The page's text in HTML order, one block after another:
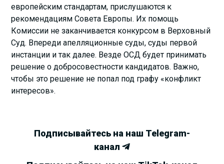
европейским стандартам, прислушаются к
рекомендациям Совета Европы. Их помощь
Комиссии не заканчивается конкурсом в Верховный
Суд. Впереди апелляционные суды, суды первой
инстанции и так далее. Везде ОСД будет принимать
решение о добросовестности кандидатов. Важно,
чтобы это решение не попал под графу «конфликт
интересов».
Подписывайтесь на наш Telegram-
канал